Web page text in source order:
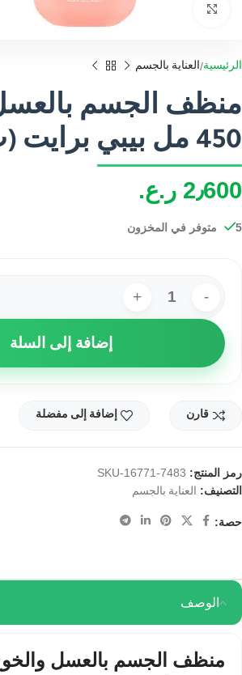
الرئيسية العناية بالجسم
منظف ​​الجسم
450 مل بيبي برايت (ب)
2٫600 ر.ع.
5 متوفر في المخزون
إضافة إلى السلة
قارن إضافة إلى مفضلة
رمز المنتج: SKU-16771-7483
التصنيف: العناية بالجسم
حصة:
الوصف